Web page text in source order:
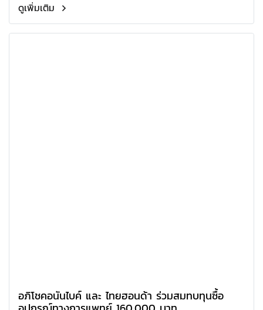
ดูเพิ่มเติม
อภิโชคอนันไบค์ และ ไทยฮอนด้า ร่วมสมทบทุนซื้อ